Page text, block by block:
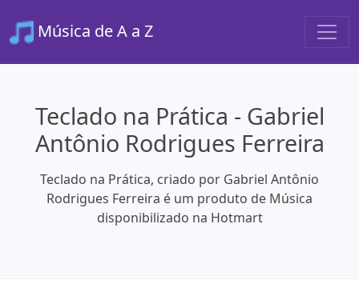
Música de A a Z
Teclado na Prática - Gabriel
Antônio Rodrigues Ferreira
Teclado na Prática, criado por Gabriel Antônio
Rodrigues Ferreira é um produto de Música
disponibilizado na Hotmart